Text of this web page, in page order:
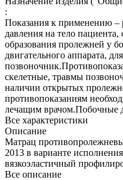
:
Показания к применению –
давления на тело
образования пролежней у
двигательного аппарата,
скелетные, травмы
наличии открытых
противопоказаниям
лечащим врачом.Побочные
Все характеристики
Описание
Матрац
2013 в варианте
вязкоэластичный
Все описание